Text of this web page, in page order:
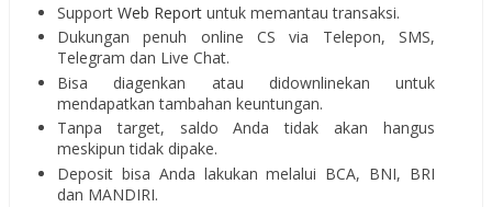
Support Web Report untuk memantau transaksi.
Dukungan penuh online CS via Telepon, SMS,
Telegram dan Live Chat.
Bisa diagenkan atau didownlinekan untuk
mendapatkan tambahan keuntungan.
Tanpa target, saldo Anda tidak akan hangus
meskipun tidak dipake.
Deposit bisa Anda lakukan melalui BCA, BNI, BRI
dan MANDIRI.